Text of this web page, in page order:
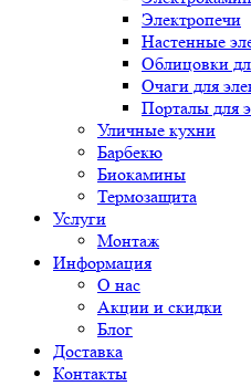
Электропечи
Настенные
Облицовки
Очаги для
Порталы для
Уличные кухни
Барбекю
Биокамины
Термозащита
Услуги
Монтаж
Информация
О нас
Акции и скидки
Блог
Доставка
Контакты